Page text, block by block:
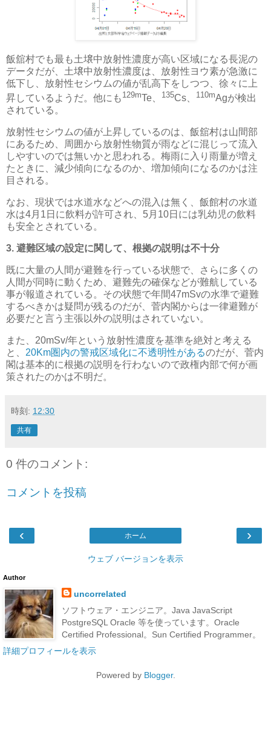
飯舘村でも最も土壌中放射性濃度が高い区域になる長泥の
データだが、土壌中放射性濃度は、放射性ヨウ素が急激に
低下し、放射性セシウムの値が乱高下をしつつ、徐々に上
昇しているようだ。他にも 129mTe、 135Cs、 110mAgが検出
されている。
放射性セシウムの値が上昇しているのは、飯舘村は山間部
にあるため、周囲から放射性物質が雨などに混じって流入
しやすいのでは無いかと思われる。梅雨に入り雨量が増え
たときに、減少傾向になるのか、増加傾向になるのかは注
目される。
なお、現状では水道水などへの混入は無く、飯館村の水道
水は4月1日に飲料が許可され、5月10日には乳幼児の飲料
も安全とされている。
3. 避難区域の設定に関して、根拠の説明は不十分
既に大量の人間が避難を行っている状態で、さらに多くの
人間が同時に動くため、避難先の確保などが難航している
事が報道されている。その状態で年間47mSvの水準で避難
するべきかは疑問が残るのだが、菅内閣からは一律避難が
必要だと言う主張以外の説明はされていない。
また、20mSv/年という放射性濃度を基準を絶対と考える
と、 20Km圏内の警戒区域化に不透明性があるのだが、菅内
閣は基本的に根拠の説明を行わないので政権内部で何が画
策されたのかは不明だ。
時刻: 12:30
共有
0 件のコメント:
コメントを投稿
‹ ›
ホーム
ウェブ バージョンを表示
Author
uncorrelated
ソフトウェア・エンジニア。Java JavaScript
PostgreSQL Oracle 等を使っています。Oracle
Certified Professional。Sun Certified Programmer。
詳細プロフィールを表示
Powered by Blogger.